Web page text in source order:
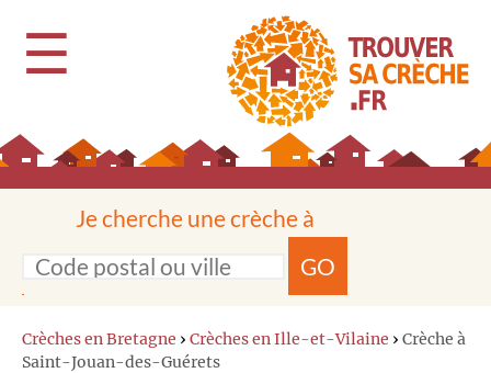
☰
Je cherche une crèche à
GO
Crèches en Bretagne › Crèches en Ille-et-Vilaine › Crèche à
Saint-Jouan-des-Guérets